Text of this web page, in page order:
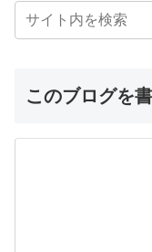
このブログを